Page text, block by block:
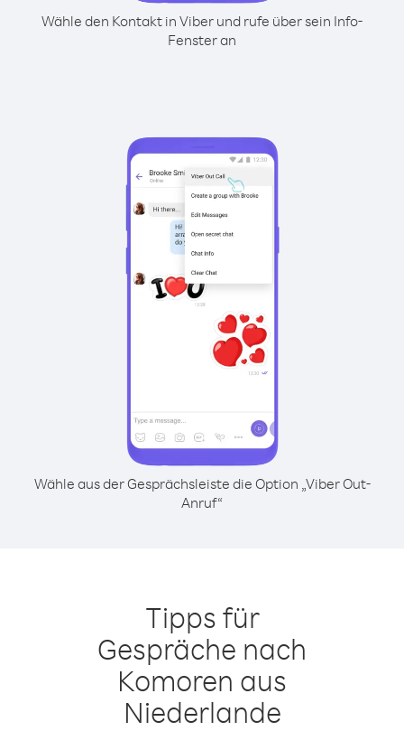
Wähle den Kontakt in Viber und rufe über sein Info-
Fenster an
Wähle aus der Gesprächsleiste die Option „Viber Out-
Anruf“
Tipps für
Gespräche nach
Komoren aus
Niederlande